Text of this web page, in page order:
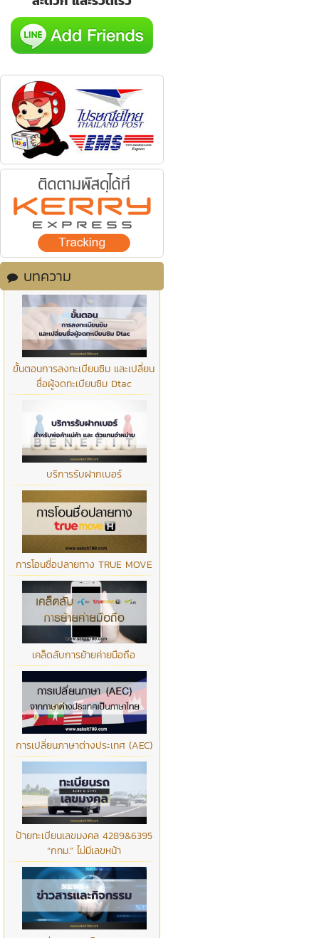
บทความ
ขั้นตอนการลงทะเบียนซิม และเปลี่ยน
ชื่อผู้จดทะเบียนซิม Dtac
บริการรับฝากเบอร์
การโอนชื่อปลายทาง TRUE MOVE
เคล็ดลับการย้ายค่ายมือถือ
การเปลี่ยนภาษาต่างประเทศ (AEC)
ป้ายทะเบียนเลขมงคล 4289&6395
“กทม.” ไม่มีเลขหน้า